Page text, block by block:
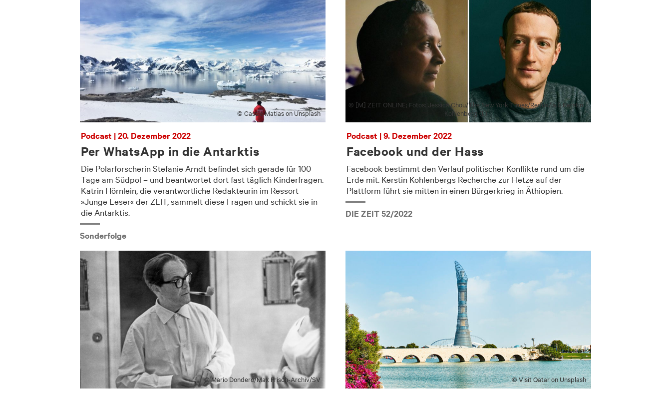
© Cassie Matias on Unsplash
Podcast | 20. Dezember 2022
Per WhatsApp in die Antarktis
Die Polarforscherin Stefanie Arndt befindet sich gerade für 100
Tage am Südpol – und beantwortet dort fast täglich Kinderfragen.
Katrin Hörnlein, die verantwortliche Redakteurin im Ressort
»Junge Leser« der ZEIT, sammelt diese Fragen und schickt sie in
die Antarktis.
Sonderfolge
© [M] ZEIT ONLINE; Fotos: Jessica Chou/​The New York Times/​Redux/​laif; Kerstin
Kohlenberg (l.)
Podcast | 9. Dezember 2022
Facebook und der Hass
Facebook bestimmt den Verlauf politischer Konflikte rund um die
Erde mit. Kerstin Kohlenbergs Recherche zur Hetze auf der
Plattform führt sie mitten in einen Bürgerkrieg in Äthiopien.
DIE ZEIT 52/2022
© Mario Dondero/​Max Frisch-Archiv/​SV © Visit Qatar on Unsplash